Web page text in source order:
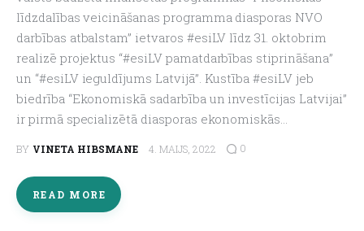
līdzdalības veicināšanas programma diasporas NVO
darbības atbalstam” ietvaros #esiLV līdz 31. oktobrim
realizē projektus “#esiLV pamatdarbības stiprināšana”
un “#esiLV ieguldījums Latvijā”. Kustība #esiLV jeb
biedrība “Ekonomiskā sadarbība un investīcijas Latvijai”
ir pirmā specializētā diasporas ekonomiskās…
BY VINETA HIBSMANE 4. MAIJS, 2022 0
READ MORE